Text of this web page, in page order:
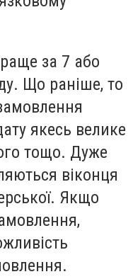
за 7 або
Що раніше, то
якесь велике
тощо. Дуже
віконця
Якщо